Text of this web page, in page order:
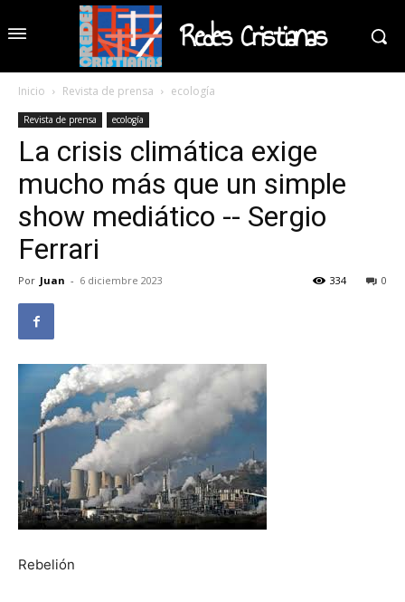
Redes Cristianas
Inicio Revista de prensa ecología
Revista de prensa ecología
La crisis climática exige
mucho más que un simple
show mediático -- Sergio
Ferrari
Por Juan - 6 diciembre 2023 0
334
Rebelión